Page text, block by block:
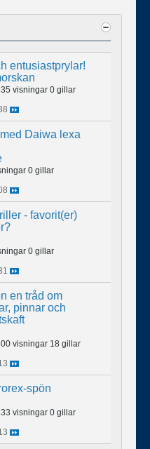
entusiastprylar!
visningar 0 gillar
Daiwa lexa
0 gillar
- favorit(er)
0 gillar
en tråd om
pinnar och
visningar 18 gillar
spön
visningar 0 gillar